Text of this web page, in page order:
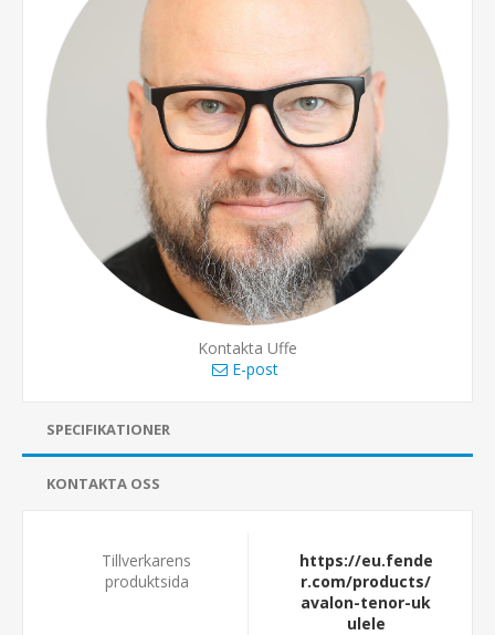
Kontakta Uffe
E-post
SPECIFIKATIONER
KONTAKTA OSS
Tillverkarens
produktsida
https://eu.fende
r.com/products/
avalon-tenor-uk
ulele